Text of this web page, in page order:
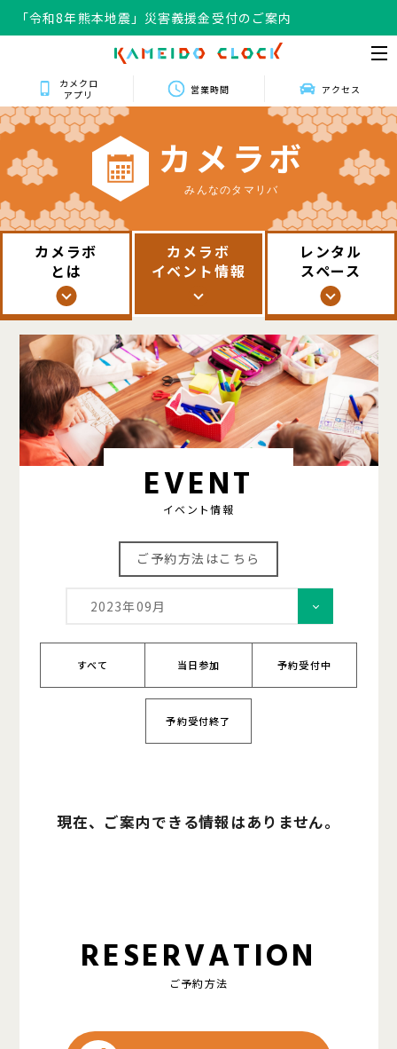
「令和8年熊本地震」災害義援金受付のご案内
カメクロ
アプリ
営業時間 アクセス
カ メ ラボ
みんなのタマリバ
カメラボ
とは
カメラボ
イベント情報
レンタル
スペース
EVENT
イベント情報
ご予約方法はこちら
2023年09月
すべて 当日参加 予約受付中
予約受付終了
現在、ご案内できる情報はありません。
RESERVATION
ご予約方法